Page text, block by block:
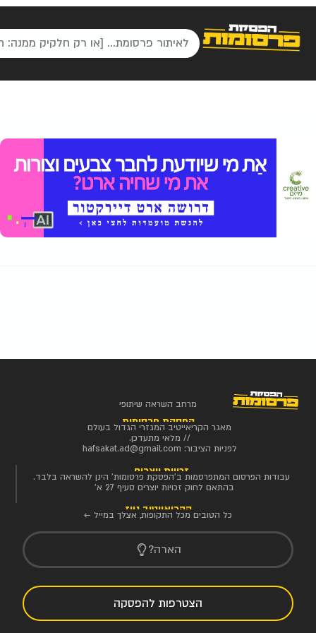
מרחב השראה שיתופי
הפסקת פרסומות
מאגר הקריאייטיב המגזרי הגדול בעולם
// מלאי מתעדכן.
לפניות הציבור: hafsakat.ad@gmail.com
זכויות יוצרים
עבודות הפרסום המתפרסמות ב'הפסקת פרסומות' הינן להשראה בלבד.
בהתאם לחוק זכויות יוצרים סעיף 27 א'
הקריאייטיב ניוז
כל הטובים מכל התקופות, אצלך במייל ←
הארה?
הצטרפות להפסקה